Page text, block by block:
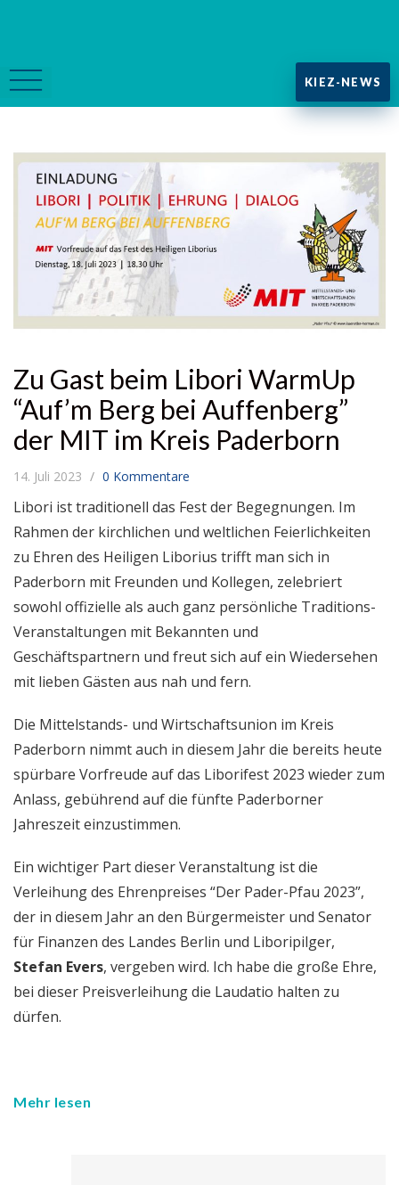
KIEZ-NEWS
Zu Gast beim Libori WarmUp
“Auf’m Berg bei Auffenberg”
der MIT im Kreis Paderborn
14. Juli 2023 0 Kommentare
Libori ist traditionell das Fest der Begegnungen. Im
Rahmen der kirchlichen und weltlichen Feierlichkeiten
zu Ehren des Heiligen Liborius trifft man sich in
Paderborn mit Freunden und Kollegen, zelebriert
sowohl offizielle als auch ganz persönliche Traditions-
Veranstaltungen mit Bekannten und
Geschäftspartnern und freut sich auf ein Wiedersehen
mit lieben Gästen aus nah und fern.
Die Mittelstands- und Wirtschaftsunion im Kreis
Paderborn nimmt auch in diesem Jahr die bereits heute
spürbare Vorfreude auf das Liborifest 2023 wieder zum
Anlass, gebührend auf die fünfte Paderborner
Jahreszeit einzustimmen.
Ein wichtiger Part dieser Veranstaltung ist die
Verleihung des Ehrenpreises “Der Pader-Pfau 2023”,
der in diesem Jahr an den Bürgermeister und Senator
für Finanzen des Landes Berlin und Liboripilger,
Stefan Evers, vergeben wird. Ich habe die große Ehre,
bei dieser Preisverleihung die Laudatio halten zu
dürfen.
Mehr lesen